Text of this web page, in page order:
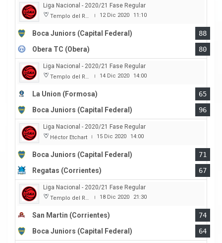
Liga Nacional - 2020/21 Fase Regular
Templo del Rock | 12 Dic 2020 11:10
Boca Juniors (Capital Federal)
88
Obera TC (Obera)
80
Liga Nacional - 2020/21 Fase Regular
Templo del Rock | 14 Dic 2020 14:00
La Union (Formosa)
65
Boca Juniors (Capital Federal)
96
Liga Nacional - 2020/21 Fase Regular
Héctor Etchart | 15 Dic 2020 14:00
Boca Juniors (Capital Federal)
71
Regatas (Corrientes)
67
Liga Nacional - 2020/21 Fase Regular
Templo del Rock | 18 Dic 2020 21:30
San Martin (Corrientes)
74
Boca Juniors (Capital Federal)
64